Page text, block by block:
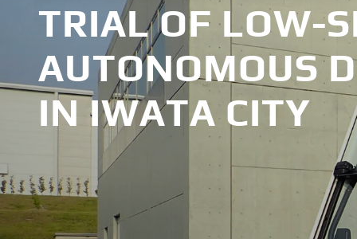
TRIAL OF LOW-
AUTONOMOUS
IN IWATA CITY